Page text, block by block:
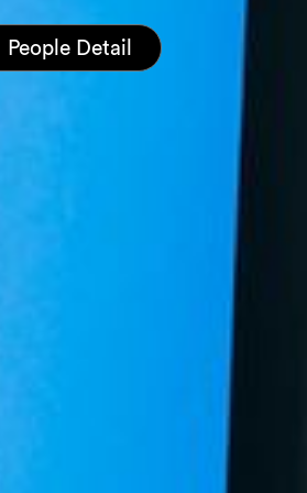
Startseite
Unser Team
People Detail